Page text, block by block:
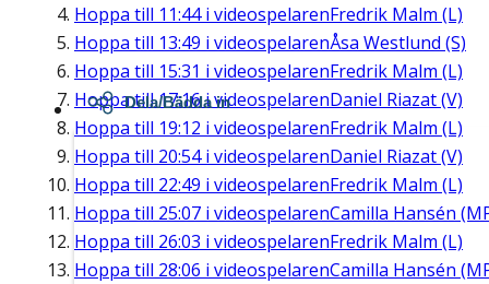
Hoppa till 11:44i videospelarenFredrik Malm (L)
Hoppa till 13:49 i videospelarenÅsa Westlund (S)
Hoppa till 15:31 i videospelarenFredrik Malm (L)
Hoppa till17:16i videospelarenDaniel Riazat (V)
Hoppa till 19:12 i videospelarenFredrik Malm (L)
Hoppa till 20:54i videospelarenDaniel Riazat (V)
Hoppa till 22:49 i videospelarenFredrik Malm (L)
Hoppa till 25:07 i videospelarenCamilla Hansén
Hoppa till 26:03 i videospelarenFredrik Malm (L)
Hoppa till 28:06 i videospelarenCamilla Hansén
Dela/Bädda in